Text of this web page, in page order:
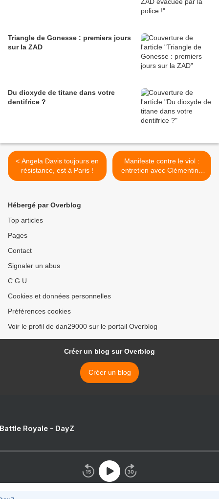
Triangle de Gonesse : premiers jours
sur la ZAD
Du dioxyde de titane dans votre
dentifrice ?
< Angela Davis toujours en
résistance, est à Paris !
Manifeste contre le viol :
entretien avec Clémentine
Autain >
Hébergé par Overblog
Top articles
Pages
Contact
Signaler un abus
C.G.U.
Cookies et données personnelles
Préférences cookies
Voir le profil de dan29000 sur le portail Overblog
Créer un blog sur Overblog
Créer un blog
Royale - DayZ